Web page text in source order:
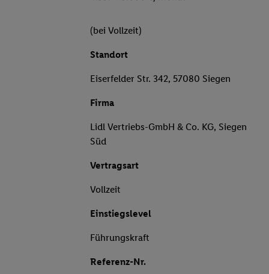
(bei Vollzeit)
Standort
Eiserfelder Str. 342, 57080 Siegen
Firma
Lidl Vertriebs-GmbH & Co. KG, Siegen
Süd
Vertragsart
Vollzeit
Einstiegslevel
Führungskraft
Referenz-Nr.